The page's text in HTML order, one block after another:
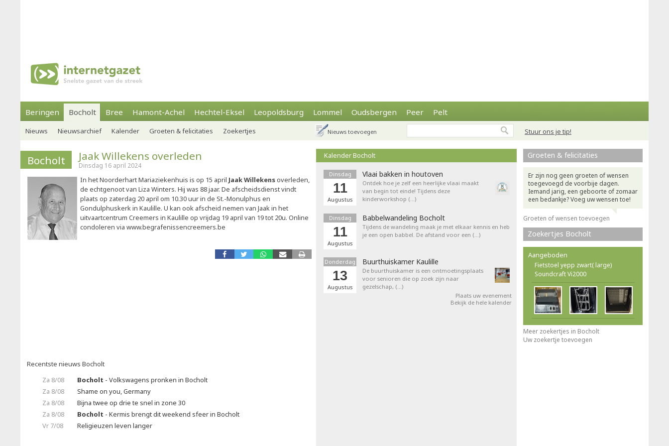
Beringen Bocholt Bree Hamont-Achel Hechtel-Eksel Leopoldsburg Lommel Oudsbergen Peer Pelt
Stuur ons je tip!
Nieuws Nieuwsarchief Kalender Groeten & felicitaties Zoekertjes Nieuws toevoegen
Bocholt Jaak Willekens overleden
Dinsdag 16 april 2024
In het Noorderhart Mariaziekenhuis is op 15 april Jaak Willekensoverleden,
de echtgenoot van Liza Winters. Hij was 88 jaar. De afscheidsdienst vindt
plaats op zaterdag 20 april om 10.30 uur in de St.-Monulphus en
Gondulphuskerk in Kaulille. U kan ook afscheid nemen van Jaak in het
uitvaartcentrum Creemers in Kaulille op vrijdag 19 april van 19 tot 20u. Online
condoleren via www.begrafenissencreemers.be
Recentste nieuws Bocholt
Za 8/08
Bocholt - Volkswagens pronken in Bocholt
Za 8/08
Shame on you, Germany
Za 8/08
Bijna twee op drie te snel in zone 30
Za 8/08
Bocholt - Kermis brengt dit weekend sfeer in Bocholt
Vr 7/08
Religieuzen leven langer
Kalender Bocholt
Dinsdag
11
Augustus
Vlaai bakken in houtoven
Ontdek hoe je zelf een heerlijke vlaai maakt
van begin tot einde! Tijdens deze
kinderworkshop (…)
Dinsdag
11
Augustus
Babbelwandeling Bocholt
Tijdens de wandeling maak je met elkaar kennis en heb
je een open babbel. De afstand voor een (…)
Donderdag
13
Augustus
Buurthuiskamer Kaulille
De buurthuiskamer is een ontmoetingsplaats
voor senioren die op zoek zijn naar
gezelschap, (…)
Plaats uw evenement
Bekijk de hele kalender
Groeten & felicitaties
Er zijn nog geen groeten of wensen
toegevoegd de voorbije dagen.
Iemand jarig, een geboorte of zomaar
een bedankje? Voeg uw wensen toe!
Groeten of wensen toevoegen
Zoekertjes Bocholt
Aangeboden
Fietstoel yepp zwart( large)
Soundcraft Vi2000
Meer zoekertjes in Bocholt
Uw zoekertje toevoegen